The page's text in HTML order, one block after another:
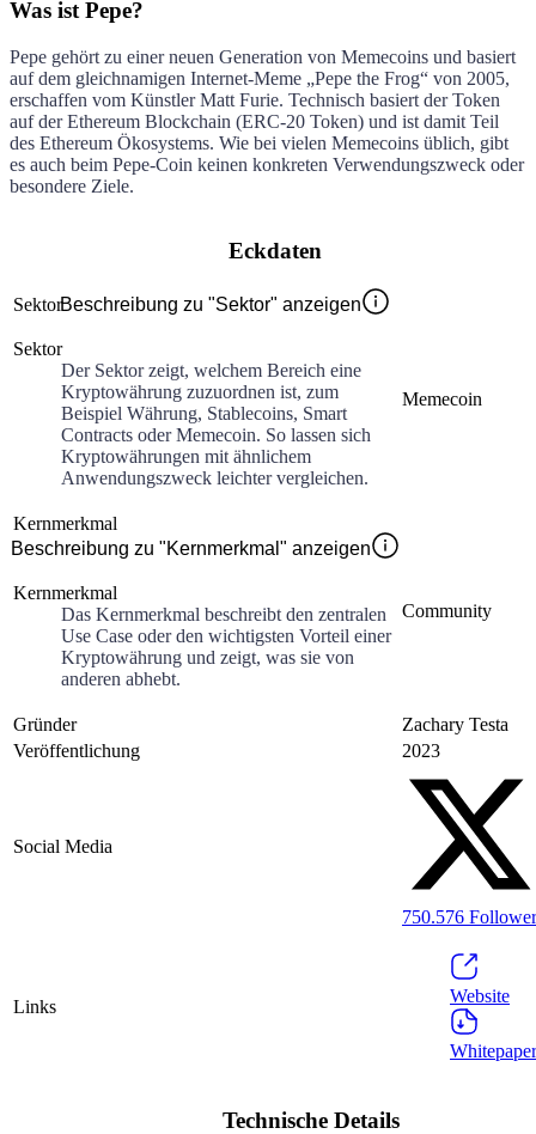
Was ist Pepe?
Pepe gehört zu einer neuen Generation von Memecoins und basiert
auf dem gleichnamigen Internet-Meme „Pepe the Frog“ von 2005,
erschaffen vom Künstler Matt Furie. Technisch basiert der Token
auf der Ethereum Blockchain (ERC-20 Token) und ist damit Teil
des Ethereum Ökosystems. Wie bei vielen Memecoins üblich, gibt
es auch beim Pepe-Coin keinen konkreten Verwendungszweck oder
besondere Ziele.
Eckdaten
SektorBeschreibung zu "Sektor" anzeigen
Sektor
Der Sektor zeigt, welchem Bereich eine
Kryptowährung zuzuordnen ist, zum
Beispiel Währung, Stablecoins, Smart
Contracts oder Memecoin. So lassen sich
Kryptowährungen mit ähnlichem
Anwendungszweck leichter vergleichen.
Memecoin
Kernmerkmal
Beschreibung zu "Kernmerkmal" anzeigen
Kernmerkmal
Das Kernmerkmal beschreibt den zentralen
Use Case oder den wichtigsten Vorteil einer
Kryptowährung und zeigt, was sie von
anderen abhebt.
Community
Gründer
Zachary Testa
Veröffentlichung
2023
Social Media
750.576 Follower
Links
Website
Whitepaper
Technische Details